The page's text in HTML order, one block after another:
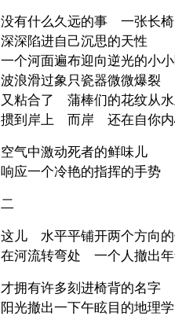
没有什么久远的事 一张长椅
深深陷进自己沉思的天性
一个河面遍布迎向逆光的小
波浪滑过象只瓷器微微爆裂
又粘合了 蒲棒们的花纹从
掼到岸上 而岸 还在自你内
空气中激动死者的鲜味儿
响应一个冷艳的指挥的手势
二
这儿 水平平铺开两个方向
在河流转弯处 一个人撤出
才拥有许多刻进椅背的名字
阳光撤出一下午眩目的地理学